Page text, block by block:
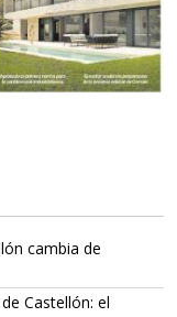
cambia de
Castellón: el